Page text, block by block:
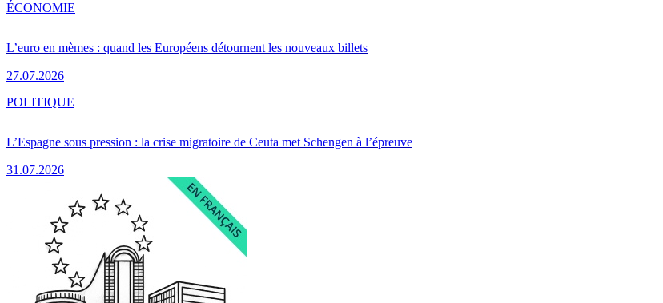
L’euro en mèmes : quand les Européens détournent les nouveaux billets
27.07.2026
ÉCONOMIE
L’Espagne sous pression : la crise migratoire de Ceuta met Schengen à l’épreuve
31.07.2026
POLITIQUE